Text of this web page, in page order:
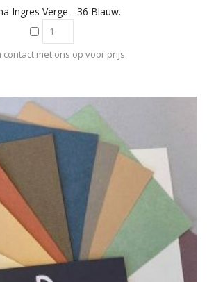
Ingres Verge - 36 Blauw.
contact met ons op voor prijs.